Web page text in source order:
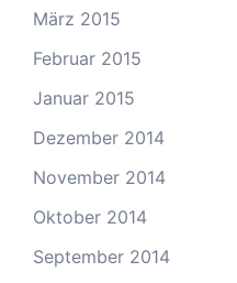
März 2015
Februar 2015
Januar 2015
Dezember 2014
November 2014
Oktober 2014
September 2014